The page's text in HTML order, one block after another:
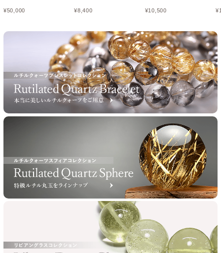
¥50,000 ¥8,400 ¥10,500 ¥